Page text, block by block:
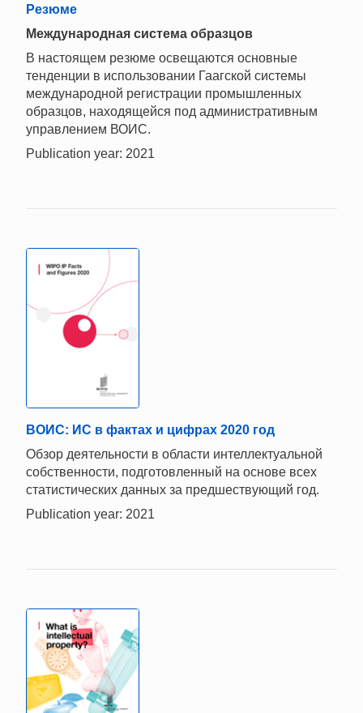
Резюме
Mеждународная система образцов
В настоящем резюме освещаются основные
тенденции в использовании Гаагской системы
международной регистрации промышленных
образцов, находящейся под административным
управлением ВОИС.
Publication year: 2021
ВОИС: ИС в фактах и цифрах 2020 год
Обзор деятельности в области интеллектуальной
собственности, подготовленный на основе всех
статистических данных за предшествующий год.
Publication year: 2021